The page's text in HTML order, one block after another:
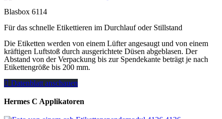
Blasbox 6114
Für das schnelle Etikettieren im Durchlauf oder Stillstand
Die Etiketten werden von einem Lüfter angesaugt und von einem
kräftigen Luftstoß durch ausgerichtete Düsen abgeblasen. Der
Abstand von der Verpackung bis zur Spendekante beträgt je nach
Etikettengröße bis 200 mm.
Datenblatt anschauen
Hermes C Applikatoren